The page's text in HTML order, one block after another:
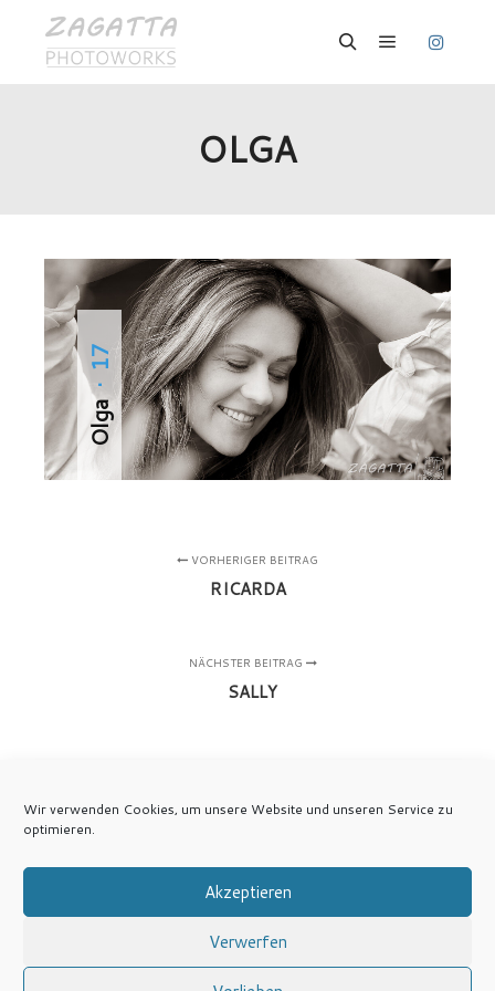
Wir verwenden Cookies, um unsere Website und unseren Service zu
optimieren.
Akzeptieren
Verwerfen
OLGA
Olga
· 17
VORHERIGER BEITRAG
RICARDA
NÄCHSTER BEITRAG
SALLY